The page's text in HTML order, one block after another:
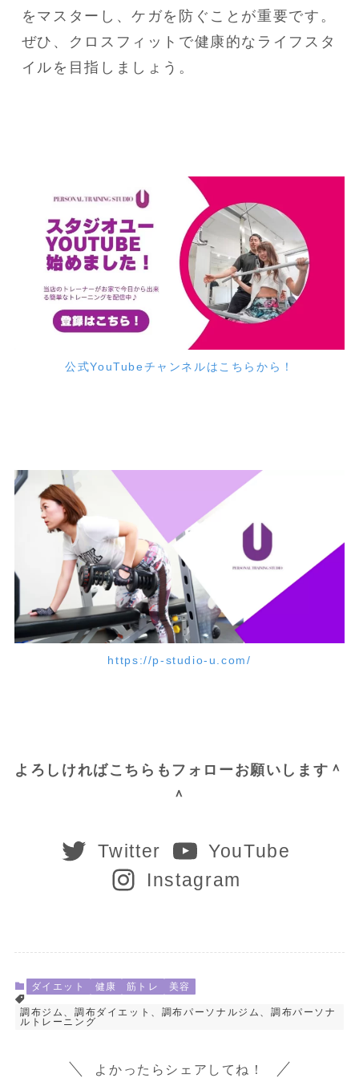
をマスターし、ケガを防ぐことが重要です。
ぜひ、クロスフィットで健康的なライフスタ
イルを目指しましょう。
公式YouTubeチャンネルはこちらから！
https://p-studio-u.com/
よろしければこちらもフォローお願いします＾
＾
Twitter
YouTube
Instagram
ダイエット 健康 筋トレ 美容
調布ジム、調布ダイエット、調布パーソナルジム、調布パーソナ
ルトレーニング
よかったらシェアしてね！